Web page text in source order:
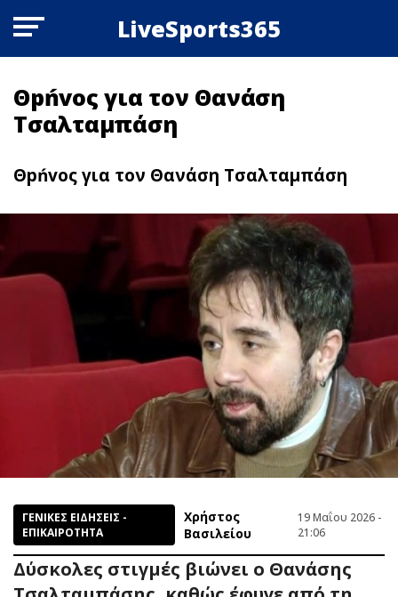
LiveSports365
Θpńvoς για τον Θανάση
Τσαλταμπάση
Θpńvoς για τον Θανάση Τσαλταμπάση
ΓΕΝΙΚΕΣ ΕΙΔΗΣΕΙΣ -
ΕΠΙΚΑΙΡΟΤΗΤΑ
Χρήστος
Βασιλείου
19 Μαΐου 2026 -
21:06
Δύσκολες στιγμές βιώνει ο Θανάσης